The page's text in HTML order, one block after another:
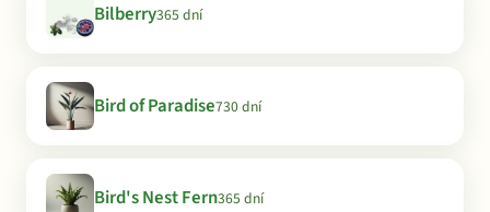
Bilberry365 dní
Bird of Paradise730 dní
Bird's Nest Fern365 dní